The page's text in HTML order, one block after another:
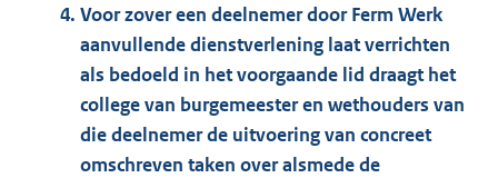
Voor zover een deelnemer door Ferm Werk
aanvullende dienstverlening laat verrichten
als bedoeld in het voorgaande lid draagt het
college van burgemeester en wethouders van
die deelnemer de uitvoering van concreet
omschreven taken over alsmede de